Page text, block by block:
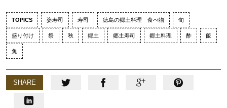
TOPICS 姿寿司 寿司 徳島の郷土料理 食べ物 旬
盛り付け 祭 秋 郷土 郷土寿司 郷土料理 酢 飯
魚
SHARE